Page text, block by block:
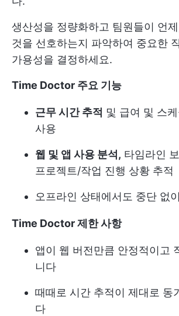
생산성을 정량화하고 팀원들이 언
것을 선호하는지 파악하여 중요한
가용성을 결정하세요.
Time Doctor 주요 기능
근무 시간 추적 및 급여 및 스
사용
웹 및 앱 사용 분석, 타임라인
프로젝트/작업 진행 상황 추적
오프라인 상태에서도 중단 없
Time Doctor 제한 사항
앱이 웹 버전만큼 안정적이고
니다
때때로 시간 추적이 제대로 동
다